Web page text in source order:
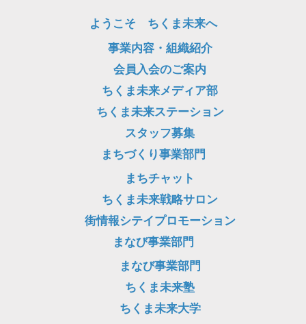
ようこそ ちくま未来へ
事業内容・組織紹介
会員入会のご案内
ちくま未来メディア部
ちくま未来ステーション
スタッフ募集
まちづくり事業部門
まちチャット
ちくま未来戦略サロン
街情報シテイプロモーション
まなび事業部門
まなび事業部門
ちくま未来塾
ちくま未来大学